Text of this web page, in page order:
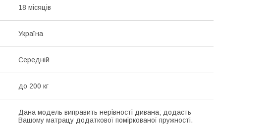
18 місяців
Україна
Середній
до 200 кг
Дана модель виправить нерівності дивана; додасть
Вашому матрацу додаткової поміркованої пружності.